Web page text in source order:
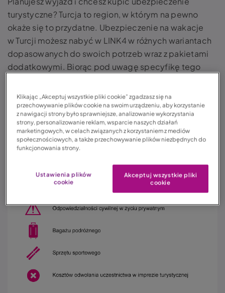
turystyczne? Turcja to region, w którym na pewno
okaże się to przydatne. Ubezpieczenie na wakacje
w Turcji możesz nabyć w LINK4 w różnych wariantach
dopasowanych do swoich potrzeb wraz z pakietami
dodatkowymi. Biorąc pod uwagę specyfikę tego
podstawowe ubezpieczenie.
Klikając „Akceptuj wszystkie pliki cookie” zgadzasz się na
przechowywanie plików cookie na swoim urządzeniu, aby korzystanie
z nawigacji strony było sprawniejsze, analizowanie wykorzystania
strony, personalizowanie reklam, wsparcie naszych działań
marketingowych, w celach związanych z korzystaniem z mediów
społecznościowych, a także przechowywanie plików niezbędnych do
funkcjonowania strony.
Ustawienia plików
cookie
Akceptuj wszystkie pliki
cookie